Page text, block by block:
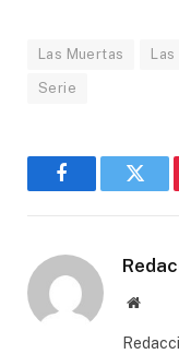
Las Muertas
Serie
Facebook
Sitio